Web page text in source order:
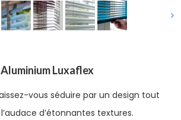
Luxaflex
vous séduire par un design tout
d’étonnantes textures.